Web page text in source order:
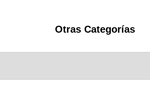
Otras Categorías